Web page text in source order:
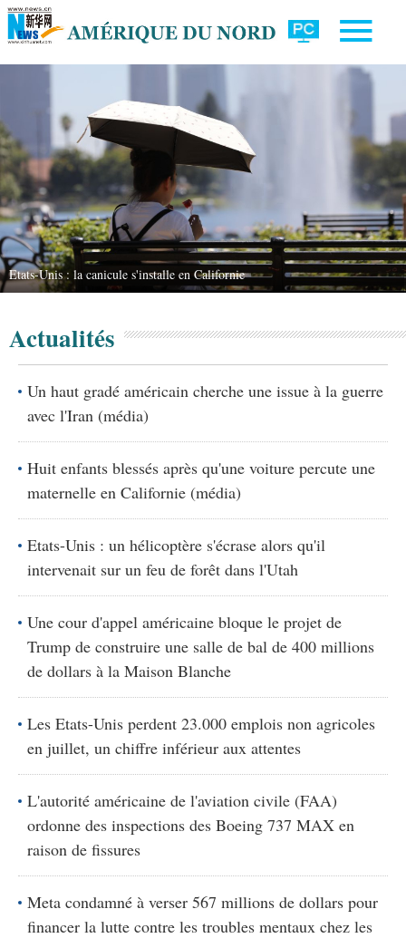
Etats-Unis : la canicule s'installe en Californie
Actualités
Un haut gradé américain cherche une issue à la guerre
avec l'Iran (média)
Huit enfants blessés après qu'une voiture percute une
maternelle en Californie (média)
Etats-Unis : un hélicoptère s'écrase alors qu'il
intervenait sur un feu de forêt dans l'Utah
Une cour d'appel américaine bloque le projet de
Trump de construire une salle de bal de 400 millions
de dollars à la Maison Blanche
Les Etats-Unis perdent 23.000 emplois non agricoles
en juillet, un chiffre inférieur aux attentes
L'autorité américaine de l'aviation civile (FAA)
ordonne des inspections des Boeing 737 MAX en
raison de fissures
Meta condamné à verser 567 millions de dollars pour
financer la lutte contre les troubles mentaux chez les